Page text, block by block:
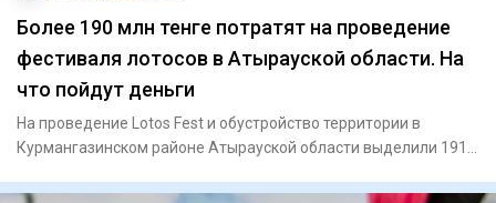
Более 190 млн тенге потратят на проведение
фестиваля лотосов в Атырауской области. На
что пойдут деньги
На проведение Lotos Fest и обустройство территории в
Курмангазинском районе Атырауской области выделили 191,9